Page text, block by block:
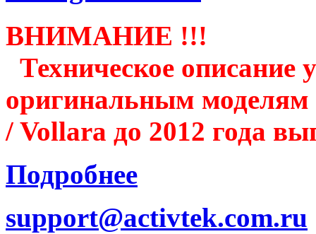
ВНИМАНИЕ !!!
Техническое описание
оригинальным моделям
/ Vollara до 2012 года
Подробнее
support@activtek.com.ru